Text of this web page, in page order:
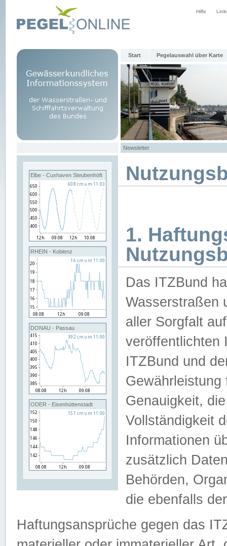
Hilfe
Start Pegelauswahl über Karte
Newsletter
Elbe - Cuxhaven Steubenhöft
RHEIN - Koblenz
DONAU - Passau
ODER - Eisenhüttenstadt
1.
Das ITZBund
Wasserstraßen
aller Sorgfalt
veröffentlichten
ITZBund und
Genauigkeit,
Vollständigkeit
Informationen
zusätzlich
Behörden,
die ebenfalls
Haftungsansprüche gegen das